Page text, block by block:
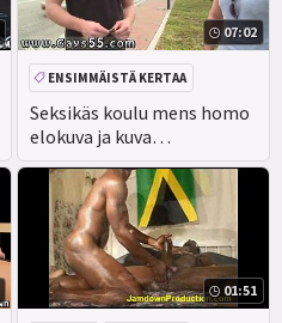
07:02
Seksikäs koulu mens homo
elokuva ja kuva
ensimmäistä kertaa tällä
viikolla ulos
ENSIMMÄISTÄ KERTAA
ULKONA
JULKINEN
TODELLISUUS
01:51